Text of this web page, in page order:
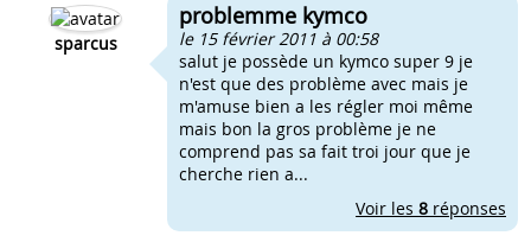
sparcus
problemme kymco
le 15 février 2011 à 00:58
salut je possède un kymco super 9 je
n'est que des problème avec mais je
m'amuse bien a les régler moi même
mais bon la gros problème je ne
comprend pas sa fait troi jour que je
cherche rien a...
Voir les 8 réponses